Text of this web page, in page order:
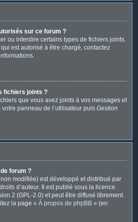
sur ce forum ?
ou interdire certains types de fichiers joints.
est autorisé à être chargé, contactez
fichiers joints ?
que vous avez joints à vos messages et
panneau de l’utilisateur puis Gestion
forum ?
modifiée) est développé et distribué par
d’auteur. Il est publié sous la licence
2 (GPL-2.0) et peut être diffusé librement.
la page « À propos de phpBB » (en